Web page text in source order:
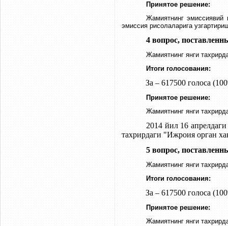
Принятое решение:
Жамиятнинг эмиссиявий
эмиссия рисолаларига
4 вопрос,
Жамиятнинг янги
Итоги голосования:
За – 617500 голоса
Принятое решение:
Жамиятнинг янги
2014 йил 16
тахрирдаги "Ижроия орган
5 вопрос,
Жамиятнинг янги
Итоги голосования:
За – 617500 голоса
Принятое решение:
Жамиятнинг янги